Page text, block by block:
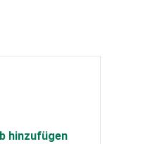
hinzufügen